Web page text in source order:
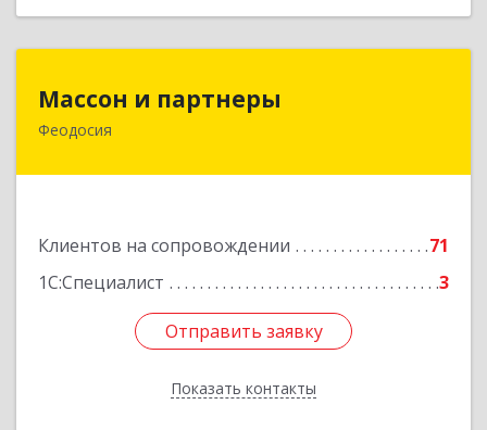
Массон и партнеры
Феодосия
Клиентов на сопровождении
71
1С:Специалист
3
Отправить заявку
Показать контакты
298112, Крым Респ, Феодосия г, Крымская ул,
Отправить заявку
Назад